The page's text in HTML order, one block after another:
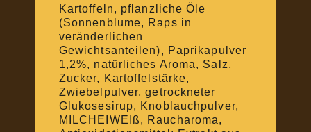
Kartoffeln, pflanzliche Öle
(Sonnenblume, Raps in
veränderlichen
Gewichtsanteilen), Paprikapulver
1,2%, natürliches Aroma, Salz,
Zucker, Kartoffelstärke,
Zwiebelpulver, getrockneter
Glukosesirup, Knoblauchpulver,
MILCHEIWEIß, Raucharoma,